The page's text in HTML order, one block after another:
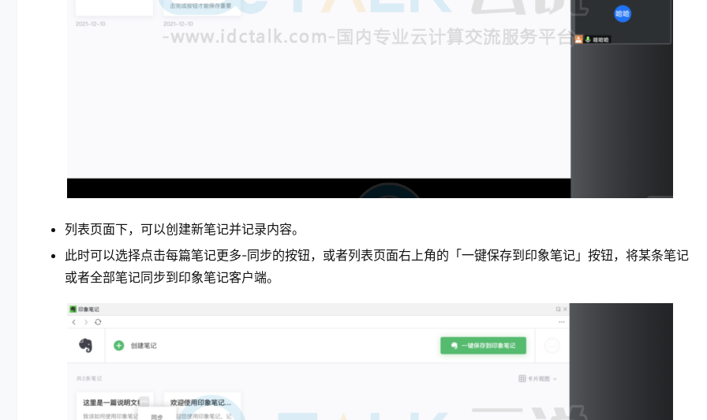
列表页面下，可以创建新笔记并记录内容。
此时可以选择点击每篇笔记更多-同步的按钮，或者列表页面右上角的「一键保存到印象笔记」按钮，将某条笔记
或者全部笔记同步到印象笔记客户端。